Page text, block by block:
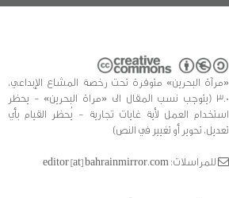
«مرآة البحرين» متوفرة تحت رخصة المشاع الإبداعي،
3.0 (يتوجب نسب المقال الى «مراة البحرين» - يحظر
استخدام العمل لأية غايات تجارية - يُحظر القيام بأي
تعديل، تحوير أو تغيير في النص)
للمراسلات: editor [at] bahrainmirror.com